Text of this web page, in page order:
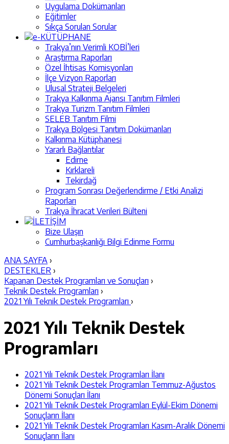
Uygulama Dokümanları
Eğitimler
Sıkça Sorulan Sorular
e-KÜTÜPHANE
Trakya’nın Verimli KOBİ’leri
Araştırma Raporları
Özel İhtisas Komisyonları
İlçe Vizyon Raporları
Ulusal Strateji Belgeleri
Trakya Kalkınma Ajansı Tanıtım Filmleri
Trakya Turizm Tanıtım Filmleri
SELEB Tanıtım Filmi
Trakya Bölgesi Tanıtım Dokümanları
Kalkınma Kütüphanesi
Yararlı Bağlantılar
Edirne
Kırklareli
Tekirdağ
Program Sonrası Değerlendirme / Etki Analizi
Raporları
Trakya İhracat Verileri Bülteni
İLETİŞİM
Bize Ulaşın
Cumhurbaşkanlığı Bilgi Edinme Formu
ANA SAYFA ›
DESTEKLER ›
Kapanan Destek Programları ve Sonuçları ›
Teknik Destek Programları ›
2021 Yılı Teknik Destek Programları ›
2021 Yılı Teknik Destek
Programları
2021 Yılı Teknik Destek Programları İlanı
2021 Yılı Teknik Destek Programları Temmuz-Ağustos
Dönemi Sonuçları İlanı
2021 Yılı Teknik Destek Programları Eylül-Ekim Dönemi
Sonuçların İlanı
2021 Yılı Teknik Destek Programları Kasım-Aralık Dönemi
Sonuçların İlanı